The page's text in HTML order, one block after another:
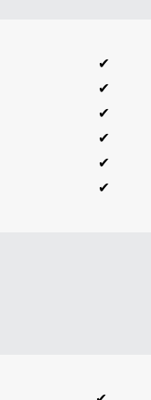
✔
✔
✔
✔
✔
✔